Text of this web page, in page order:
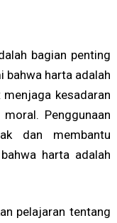
bagian penting
bahwa harta adalah
kesadaran
Penggunaan
dan membantu
harta adalah
pelajaran tentang